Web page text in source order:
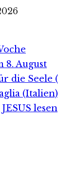
8. August
die Seele
(Italien)
lesen